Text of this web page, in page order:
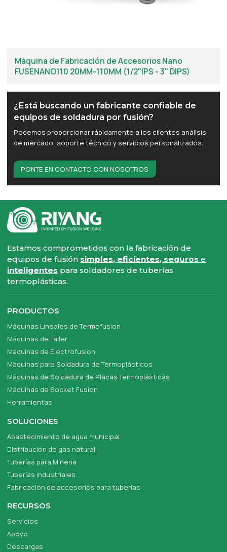
Máquina de Fabricación de Accesorios Nano
FUSENANO110 20MM-110MM (1/2"IPS - 3" DIPS)
¿Está buscando un fabricante confiable de
equipos de soldadura por fusión?
Podemos proporcionar rápidamente a los clientes análisis
de mercado, soporte técnico y servicios personalizados.
PONTE EN CONTACTO CON NOSOTROS
Estamos comprometidos con la fabricación de
equipos de fusión simples, eficientes, segurose
inteligentes para soldadores de tuberías
termoplásticas.
PRODUCTOS
Máquinas Lineales de Termofusion
Máquinas de Taller
Máquinas de Electrofusion
Máquinas para Soldadura de Termoplásticos
Máquinas de Soldadura de Placas Termoplásticas
Máquinas de Socket Fusion
Herramientas
SOLUCIONES
Abastecimiento de agua municipal
Distribución de gas natural
Tuberías para Minería
Tuberías industriales
Fabricación de accesorios para tuberías
RECURSOS
Servicios
Apoyo
Descargas